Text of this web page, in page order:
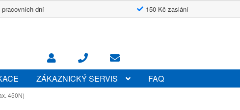
pracovních dní 150 Kč zaslání
ZÁKAZNICKÝ SERVIS FAQ
450N)